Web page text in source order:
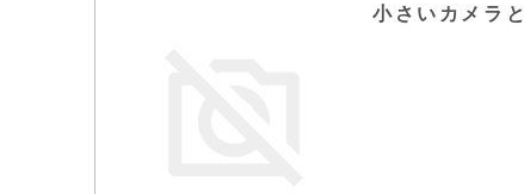
小さいカメラと